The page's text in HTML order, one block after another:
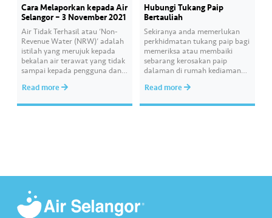
Cara Melaporkan kepada Air
Selangor – 3 November 2021
Air Tidak Terhasil atau ‘Non-
Revenue Water (NRW)’ adalah
istilah yang merujuk kepada
bekalan air terawat yang tidak
sampai kepada pengguna dan
disebabkan faktor seperti paip
Read more
Hubungi Tukang Paip
Bertauliah
Sekiranya anda memerlukan
perkhidmatan tukang paip bagi
memeriksa atau membaiki
sebarang kerosakan paip
dalaman di rumah kediaman
eloknya dapatkan
ervices/plumber-listing?
Read more